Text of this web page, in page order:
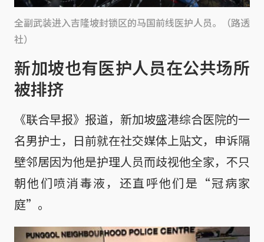
全副武装进入吉隆坡封锁区的马国前线医护人员。（路透
社）
新加坡也有医护人员在公共场所
被排挤
《联合早报》报道，新加坡盛港综合医院的一
名男护士，日前就在社交媒体上贴文，申诉隔
壁邻居因为他是护理人员而歧视他全家，不只
朝他们喷消毒液，还直呼他们是“冠病家
庭”。